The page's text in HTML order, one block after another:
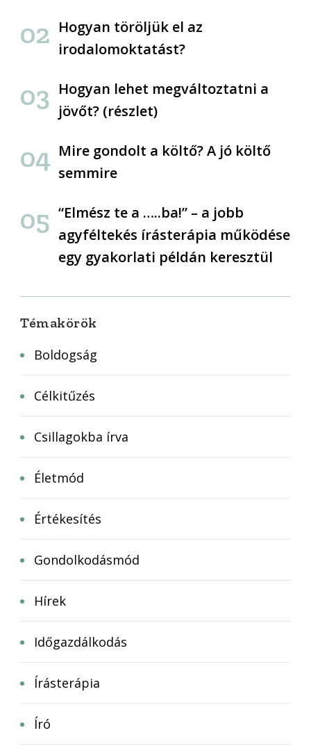
Hogyan töröljük el az
irodalomoktatást?
Hogyan lehet megváltoztatni a
jövőt? (részlet)
Mire gondolt a költő? A jó költő
semmire
“Elmész te a …..ba!” – a jobb
agyféltekés írásterápia működése
egy gyakorlati példán keresztül
Témakörök
Boldogság
Célkitűzés
Csillagokba írva
Életmód
Értékesítés
Gondolkodásmód
Hírek
Időgazdálkodás
Írásterápia
Író